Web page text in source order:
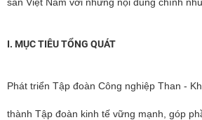
I. MỤC TIÊU TỔNG QUÁT
Phát triển Tập đoàn Công nghiệp Than -
thành Tập đoàn kinh tế vững mạnh, góp